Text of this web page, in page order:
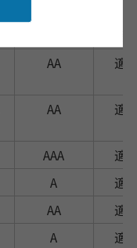
AA 適
AA 適
AAA
適
A
適
AA
適
A
適